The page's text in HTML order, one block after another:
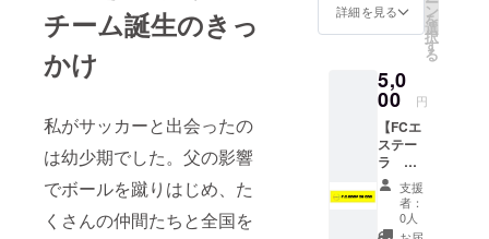
チーム誕生のきっ
かけ
私がサッカーと出会ったの
は幼少期でした。父の影響
でボールを蹴りはじめ、た
くさんの仲間たちと全国を
長方形
50 ×
200mm
詳細を見る ン
を
選
択
す
る
5,0
00 円
【FCエ
ステー
ラ
BABY
IN CAR
ステッ
カー】
支援
者：
0人